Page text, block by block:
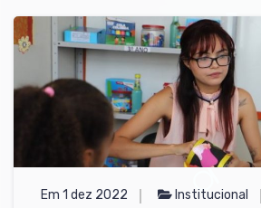
Em 1 dez 2022 Institucional